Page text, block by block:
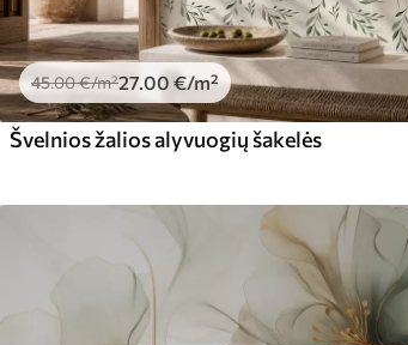
45.00€/m²27.00 €/m²
Švelnios žalios alyvuogių šakelės